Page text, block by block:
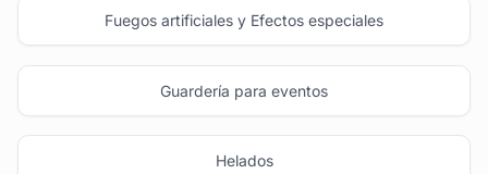
Fuegos artificiales y Efectos especiales
Guardería para eventos
Helados